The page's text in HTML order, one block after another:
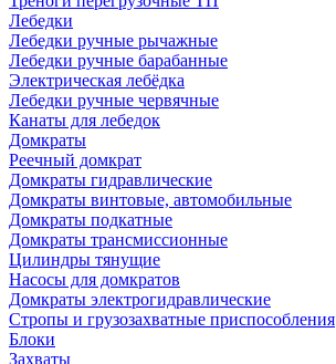
Лебедки
Лебедки ручные рычажные
Лебедки ручные барабанные
Электрическая лебёдка
Лебедки ручные червячные
Канаты для лебедок
Домкраты
Реечный домкрат
Домкраты гидравлические
Домкраты винтовые, автомобильные
Домкраты подкатные
Домкраты трансмиссионные
Цилиндры тянущие
Насосы для домкратов
Домкраты электрогидравлические
Стропы и грузозахватные приспособления
Блоки
Захваты